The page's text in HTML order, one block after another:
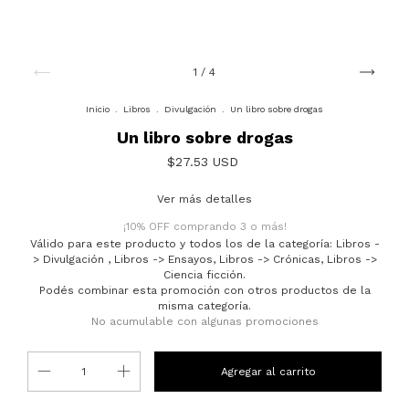
1 / 4
Inicio Libros Divulgación Un libro sobre drogas
Un libro sobre drogas
$27.53 USD
Ver más detalles
¡10% OFF comprando 3 o más!
Válido para este producto y todos los de la categoría: Libros -
> Divulgación , Libros -> Ensayos, Libros -> Crónicas, Libros ->
Ciencia ficción.
Podés combinar esta promoción con otros productos de la
misma categoría.
No acumulable con algunas promociones